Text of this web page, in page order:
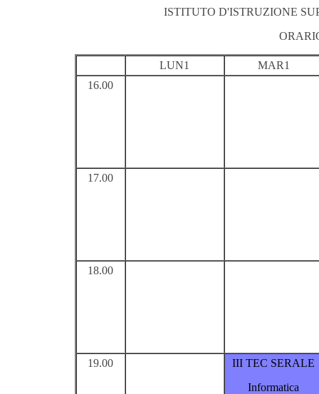
ISTITUTO D'ISTRUZIONE
LUN1
MAR1
16.00
17.00
18.00
19.00
III TEC SERALE
Informatica